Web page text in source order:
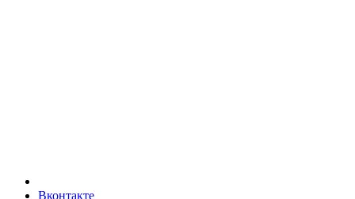
Вконтакте